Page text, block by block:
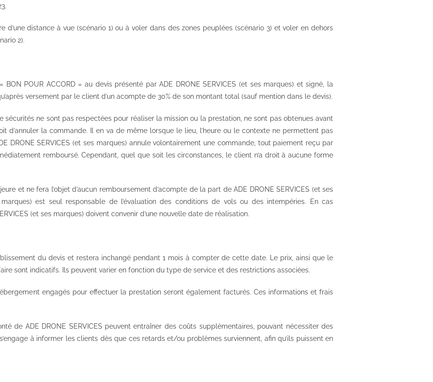
d’une distance à vue (scénario 1) ou à voler dans des zones peuplées (scénario 3) et voler en dehors
2).
POUR ACCORD » au devis présenté par ADE DRONE SERVICES (et ses marques) et signé, la
versement par le client d’un acompte de 30% de son montant total (sauf mention dans le devis).
ne sont pas respectées pour réaliser la mission ou la prestation, ne sont pas obtenues avant
d’annuler la commande. Il en va de même lorsque le lieu, l’heure ou le contexte ne permettent pas
DRONE SERVICES (et ses marques) annule volontairement une commande, tout paiement reçu par
remboursé. Cependant, quel que soit les circonstances, le client n’a droit à aucune forme
et ne fera l’objet d’aucun remboursement d’acompte de la part de ADE DRONE SERVICES (et ses
est seul responsable de l’évaluation des conditions de vols ou des intempéries. En cas
(et ses marques) doivent convenir d’une nouvelle date de réalisation.
du devis et restera inchangé pendant 1 mois à compter de cette date. Le prix, ainsi que le
sont indicatifs. Ils peuvent varier en fonction du type de service et des restrictions associées.
engagés pour effectuer la prestation seront également facturés. Ces informations et frais
de ADE DRONE SERVICES peuvent entraîner des coûts supplémentaires, pouvant nécessiter des
à informer les clients dès que ces retards et/ou problèmes surviennent, afin qu’ils puissent en